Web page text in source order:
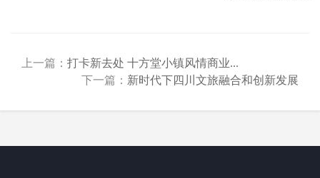
上一篇： 打卡新去处 十方堂小镇风情商业...
下一篇： 新时代下四川文旅融合和创新发展